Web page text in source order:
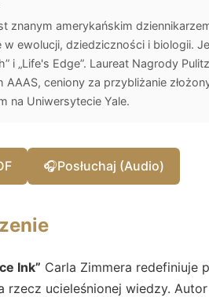
znanym amerykańskim
w ewolucji, dziedziczności i biologii.
i „Life's Edge”. Laureat Nagrody
AAAS, ceniony za przybliżanie
na Uniwersytecie Yale.
🎧Posłuchaj (Audio)
Ink” Carla Zimmera redefiniuje
rzecz ucieleśnionej wiedzy.